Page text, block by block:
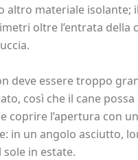
altro materiale isolante;
oltre l’entrata della
deve essere troppo
così che il cane
coprire l’apertura con
in un angolo asciutto,
in estate.